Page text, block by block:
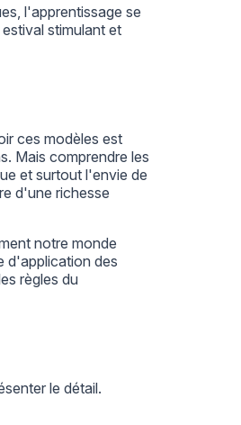
l'apprentissage se
stimulant et
ces modèles est
Mais comprendre les
et surtout l'envie de
d'une richesse
notre monde
d'application des
règles du
le détail.